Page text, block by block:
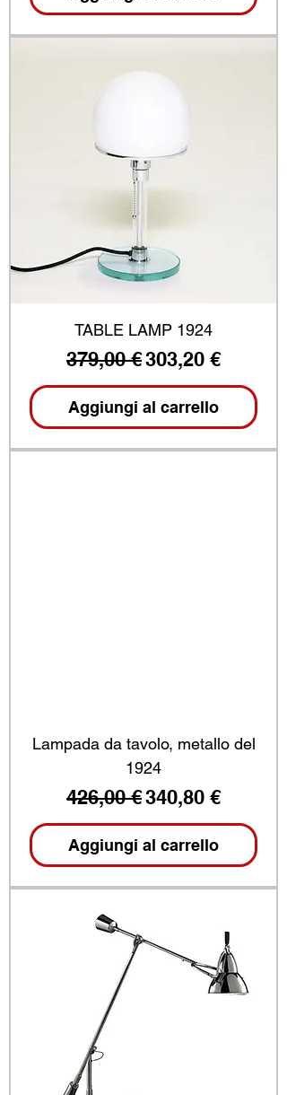
TABLE LAMP 1924
Prezzo regolare
379,00 €Prezzo scontato
303,20 €
Aggiungi al carrello
Lampada da tavolo, metallo del
1924
Prezzo regolare
426,00 €Prezzo scontato
340,80 €
Aggiungi al carrello